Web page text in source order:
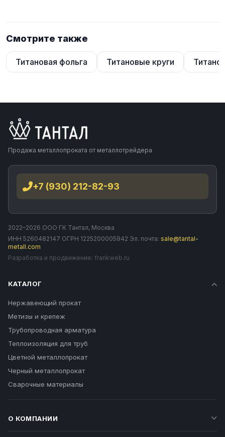
Смотрите также
Титановая фольга Титановые круги
Продажа металлопроката от металлотрейдера
+7 (930) 212-82-93
2022–2026 ООО ГК Тантал, Москва
ИНН 5260482147 ОГРН 1225200005942 Эл. почта: sale@tantal-
metall.com
Разработка и продвижение: frankweb.ru
КАТАЛОГ
Нержавеющий прокат
Метизы и крепеж
Трубопроводная арматура
Теплоизоляция для труб
Цветной металлопрокат
Черный металлопрокат
Сварочные материалы
О КОМПАНИИ